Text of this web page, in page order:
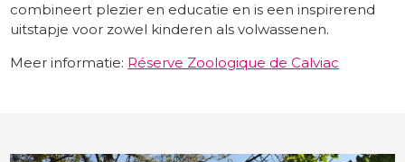
combineert plezier en educatie en is een inspirerend
uitstapje voor zowel kinderen als volwassenen.
Meer informatie: Réserve Zoologique de Calviac